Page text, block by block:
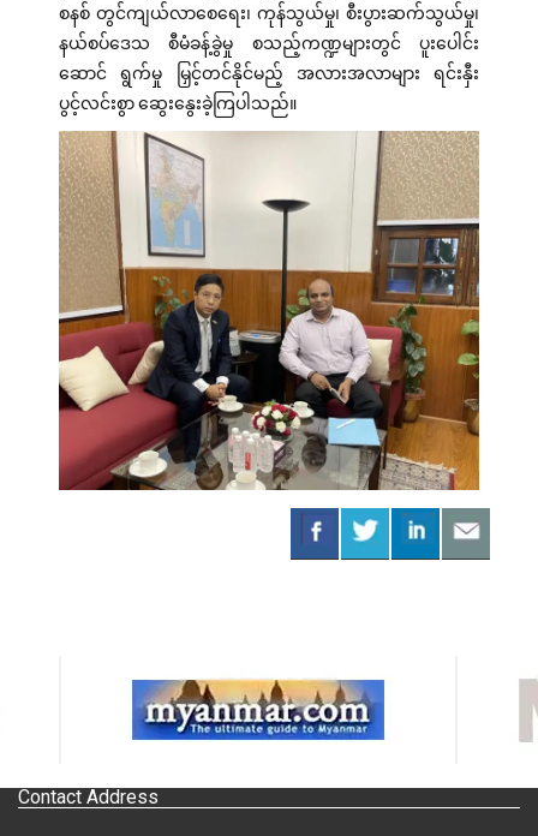
စနစ် တွင်ကျယ်လာစေရေး၊ ကုန်သွယ်မှု၊ စီးပွားဆက်သွယ်မှု၊
နယ်စပ်ဒေသ စီမံခန့်ခွဲမှု စသည့်ကဏ္ဍများတွင် ပူးပေါင်း
ဆောင် ရွက်မှု မြှင့်တင်နိုင်မည့် အလားအလာများ ရင်းနှီး
ပွင့်လင်းစွာ ဆွေးနွေးခဲ့ကြပါသည်။
Contact Address